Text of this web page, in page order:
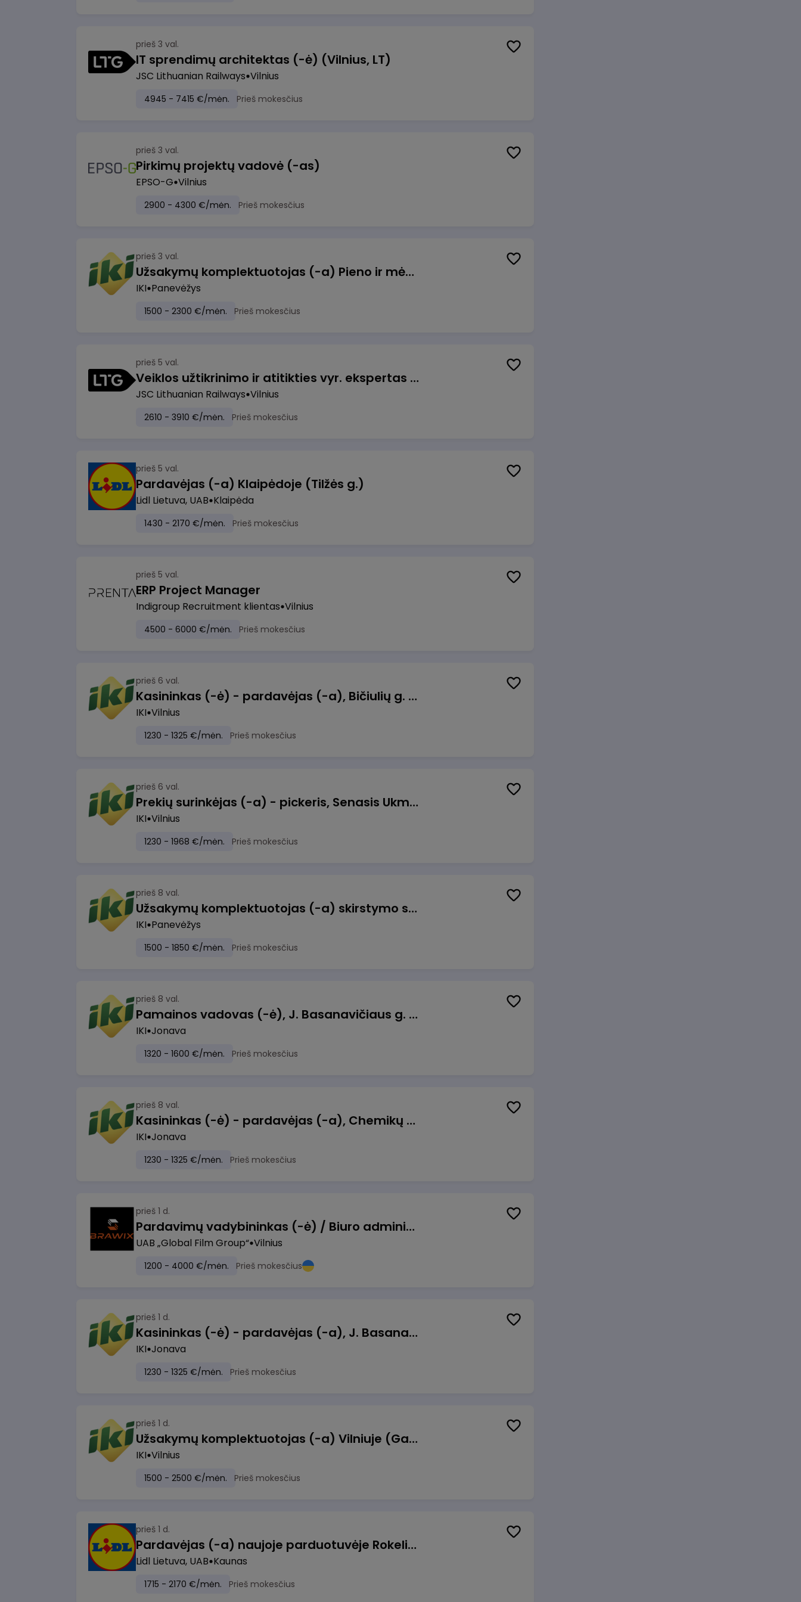
prieš 3 val.
IT sprendimų architektas (-ė) (Vilnius, LT)
JSC Lithuanian Railways Vilnius
4945 - 7415 €/mėn. Prieš mokesčius
prieš 3 val.
Pirkimų projektų vadovė (-as)
EPSO-G Vilnius
2900 - 4300 €/mėn. Prieš mokesčius
prieš 3 val.
Užsakymų komplektuotojas (-a) Pieno ir mėsos sandėlyje
IKI Panevėžys
1500 - 2300 €/mėn. Prieš mokesčius
prieš 5 val.
Veiklos užtikrinimo ir atitikties vyr. ekspertas (-ė) (Vilnius, LT)
JSC Lithuanian Railways Vilnius
2610 - 3910 €/mėn. Prieš mokesčius
prieš 5 val.
Pardavėjas (-a) Klaipėdoje (Tilžės g.)
Lidl Lietuva, UAB Klaipėda
1430 - 2170 €/mėn. Prieš mokesčius
prieš 5 val.
ERP Project Manager
Indigroup Recruitment klientas Vilnius
4500 - 6000 €/mėn. Prieš mokesčius
prieš 6 val.
Kasininkas (-ė) - pardavėjas (-a), Bičiulių g. 36, Bukiškis, Vilnius
IKI Vilnius
1230 - 1325 €/mėn. Prieš mokesčius
prieš 6 val.
Prekių surinkėjas (-a) - pickeris, Senasis Ukmergės kelias 8, Avižieniai
IKI Vilnius
1230 - 1968 €/mėn. Prieš mokesčius
prieš 8 val.
Užsakymų komplektuotojas (-a) skirstymo sandėlyje
IKI Panevėžys
1500 - 1850 €/mėn. Prieš mokesčius
prieš 8 val.
Pamainos vadovas (-ė), J. Basanavičiaus g. 6, Jonava
IKI Jonava
1320 - 1600 €/mėn. Prieš mokesčius
prieš 8 val.
Kasininkas (-ė) - pardavėjas (-a), Chemikų g. 1, Jonava
IKI Jonava
1230 - 1325 €/mėn. Prieš mokesčius
prieš 1 d.
Pardavimų vadybininkas (-ė) / Biuro administratorius (-ė) (B2B)
UAB „Global Film Group“ Vilnius
1200 - 4000 €/mėn. Prieš mokesčius
prieš 1 d.
Kasininkas (-ė) - pardavėjas (-a), J. Basanavičiaus g. 6, Jonava
IKI Jonava
1230 - 1325 €/mėn. Prieš mokesčius
prieš 1 d.
Užsakymų komplektuotojas (-a) Vilniuje (Gariūnai)
IKI Vilnius
1500 - 2500 €/mėn. Prieš mokesčius
prieš 1 d.
Pardavėjas (-a) naujoje parduotuvėje Rokeliuose (NEMOKAMAS TRANSPORTAS)
Lidl Lietuva, UAB Kaunas
1715 - 2170 €/mėn. Prieš mokesčius